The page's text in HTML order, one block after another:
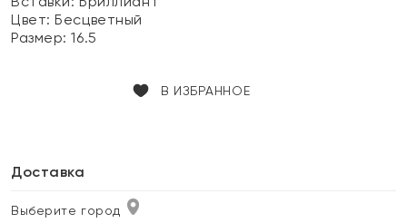
Цвет:Бесцветный
Размер:16.5
В ИЗБРАННОЕ
Доставка
Выберите город